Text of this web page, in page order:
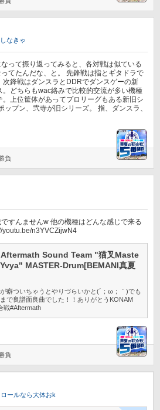
なきゃ
って振り返ってみると、各対戦は似ている
てたんだな、と。 先鋒戦は指とギタドラで
次鋒戦はダンスラとDDRでダンスゲーの新
。どちらもwac絡みで比較的交流が多い機種
。上位筐体があってプロリーグもある新旧シ
ップン、弐寺が旧シリーズ。 指、ダンスラ、
負
すんませんw 他の機種はどんな感じで来る
youtu.be/n3YVCZijwN4
Sound Team "猫叉Maste
MASTER-Drum[BEMANI真夏
癖ついちゃうとやりづらいかと(´；ω；｀)でも
で良譜面良曲でした！！ありがとうKONAM
戦#Aftermath
負
ールなら大体おk